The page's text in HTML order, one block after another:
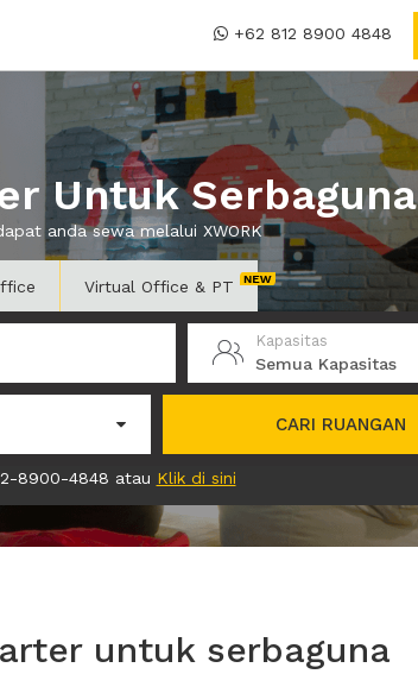
+62 812 8900 4848
Untuk Serbaguna
anda sewa melalui XWORK
Virtual Office & PT
Kapasitas
Semua Kapasitas
CARI RUANGAN
8900-4848 atau Klik di sini
untuk serbaguna